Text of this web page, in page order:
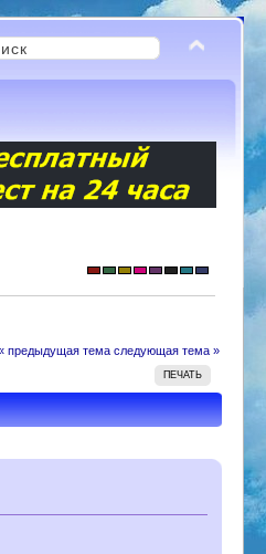
предыдущая тема следующая тема »
ПЕЧАТЬ